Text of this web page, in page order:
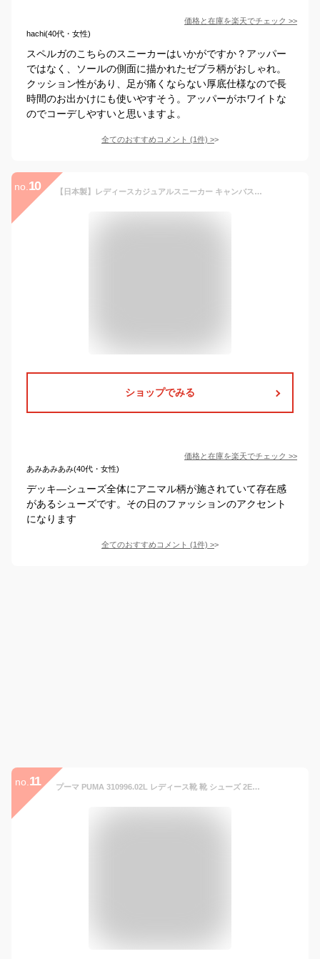
価格と在庫を楽天でチェック >>
hachi(40代・女性)
スペルガのこちらのスニーカーはいかがですか？アッパー
ではなく、ソールの側面に描かれたゼブラ柄がおしゃれ。
クッション性があり、足が痛くならない厚底仕様なので長
時間のお出かけにも使いやすそう。アッパーがホワイトな
のでコーデしやすいと思いますよ。
全てのおすすめコメント (1件) >
no. 10 【日本製】レディースカジュアルスニーカー キャンバススニーカー デッキシューズ アニマル リス
ショップでみる
価格と在庫を楽天でチェック >>
あみあみあみ(40代・女性)
デッキ―シューズ全体にアニマル柄が施されていて存在感
があるシューズです。その日のファッションのアクセント
になります
全てのおすすめコメント (1件) >
no. 11 プーマ PUMA 310996.02L レディース靴 靴 シューズ 2E相当 スニーカー 軽量 SOFTRIDE ソフトライド メイブHBスキンズW クッション性 柔軟性 ローカットスニーカー アニマル ヒョウ 柄 レオパード 人気 ブランド オフホワイト SP